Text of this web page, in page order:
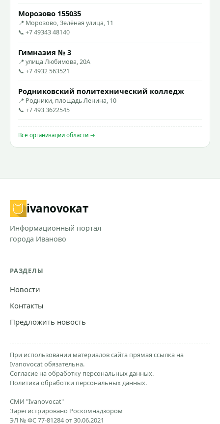
Морозово 155035
📍 Морозово, Зелёная улица, 11
📞 +7 49343 48140
Гимназия № 3
📍 улица Любимова, 20А
📞 +7 4932 563521
Родниковский политехнический колледж
📍 Родники, площадь Ленина, 10
📞 +7 493 3622545
Все организации области →
ivanovoкат
Информационный портал
города Иваново
РАЗДЕЛЫ
Новости
Контакты
Предложить новость
При использовании материалов сайта прямая ссылка на
Ivanovocat обязательна.
Согласие на обработку персональных данных.
Политика обработки персональных данных.
СМИ "Ivanovocat"
Зарегистрировано Роскомнадзором
ЭЛ № ФС 77-81284 от 30.06.2021